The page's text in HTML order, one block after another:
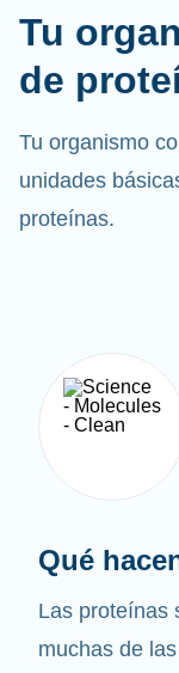
Tu
de
Tu organismo
unidades
proteínas.
Qué
Las proteínas
muchas de